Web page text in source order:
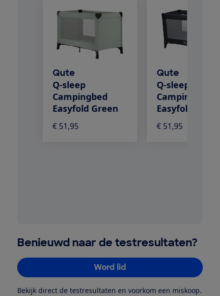
Qute
Q-sleep
Campingbed
Easyfold Green
€ 51,95
Qute
Q-sleep
Campingbed
Easyfold
€ 51,95
Benieuwd naar de testresultaten?
Word lid
Bekijk direct de testresultaten en voorkom een miskoop.